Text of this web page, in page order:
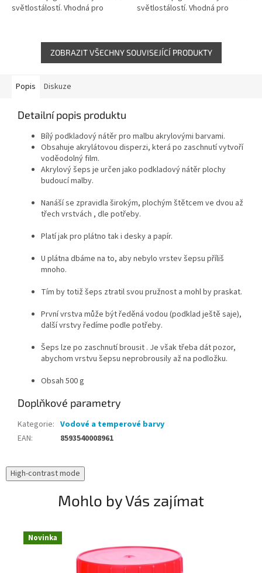
světlostálostí. Vhodná pro
světlostálostí. Vhodná pro
různé...
ZOBRAZIT VŠECHNY SOUVISEJÍCÍ PRODUKTY
Popis Diskuze
Detailní popis produktu
Bílý podkladový nátěr pro malbu akrylovými barvami.
Obsahuje akrylátovou disperzi, která po zaschnutí vytvoří
voděodolný film.
Akrylový šeps je určen jako podkladový nátěr plochy
budoucí malby.
Nanáší se zpravidla širokým, plochým štětcem ve dvou až
třech vrstvách , dle potřeby.
Platí jak pro plátno tak i desky a papír.
U plátna dbáme na to, aby nebylo vrstev šepsu příliš
mnoho.
Tím by totiž šeps ztratil svou pružnost a mohl by praskat.
První vrstva může být ředěná vodou (podklad ještě saje),
další vrstvy ředíme podle potřeby.
Šeps lze po zaschnutí brousit . Je však třeba dát pozor,
abychom vrstvu šepsu neprobrousily až na podložku.
Obsah 500 g
Doplňkové parametry
Kategorie: Vodové a temperové barvy
EAN: 8593540008961
High-contrast mode
Mohlo by Vás zajímat
Novinka